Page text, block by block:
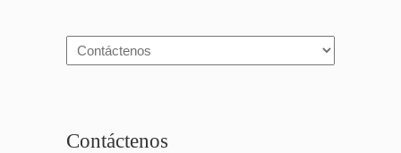
Navigation
Contáctenos